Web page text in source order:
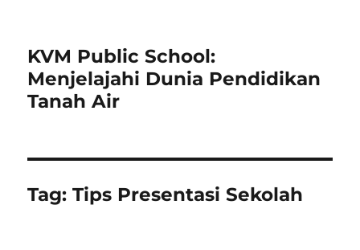
KVM Public School:
Menjelajahi Dunia Pendidikan
Tanah Air
Tag:Tips Presentasi Sekolah